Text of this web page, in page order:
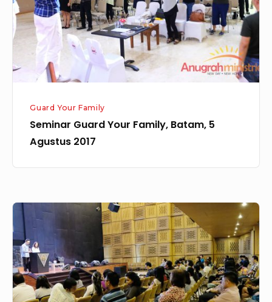
Agustus
2017
Guard Your Family
Seminar Guard Your Family, Batam, 5
Agustus 2017
Seminar
Guard
Your
Family,
Samarinda,
Kalimantan